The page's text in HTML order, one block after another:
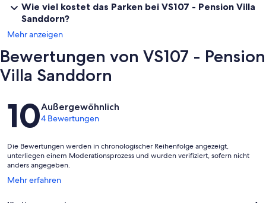
• Maße 180 x 200 cm
Aufbettung möglich!
Unsere Pension Villa Sanddorn, zentral im althistorischen Ortskern
(Nichtraucher), teilweise mit Balkon sowie einem Fahrstuhl über alle
Etagen.
Die Zimmer sind stilvoll mit Doppelbetten, Flat-TV, Mini-
Kühlschrank und kostenlosem Wlan-Zugang ausgestattet. Die
Bäder mit Dusche/WC verfügen zudem über Handtuchwärmer, Fön
Wie viel kostet das Parken bei VS107 - Pension Villa
Sanddorn?
Mehr anzeigen
Bewertungen von VS107 - Pension
Villa Sanddorn
Bewertungen
10Außergewöhnlich
4 Bewertungen
Die Bewertungen werden in chronologischer Reihenfolge angezeigt,
unterliegen einem Moderationsprozess und wurden verifiziert, sofern nicht
anders angegeben.
Mehr erfahren
Wird
einem